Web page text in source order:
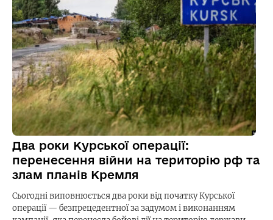
Два роки Курської операції:
перенесення війни на територію рф та
злам планів Кремля
Сьогодні виповнюється два роки від початку Курської
операції — безпрецедентної за задумом і виконанням